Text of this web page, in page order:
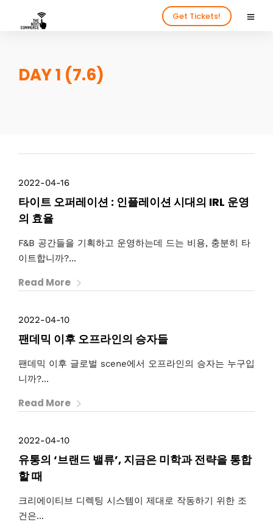
Get Tickets!
DAY 1 (7.6)
2022-04-16
타이트 오퍼레이션 : 인플레이션 시대의 IRL 운영
의 효율
F&B 공간들을 기획하고 운영하는데 드는 비용, 충분히 타
이트합니까?...
Read More
2022-04-10
팬데믹 이후 오프라인의 승자들
팬데믹 이후 글로벌 scene에서 오프라인의 승자는 누구입
니까?...
Read More
2022-04-10
유통의 ‘브랜드 밸류’, 지금은 미학과 전략을 통합
할 때
크리에이티브 디렉팅 시스템이 제대로 작동하기 위한 조
건은...